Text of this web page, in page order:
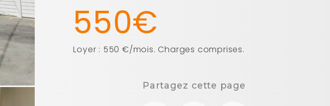
550€
Loyer : 550 €/mois. Charges comprises.
Partagez cette page